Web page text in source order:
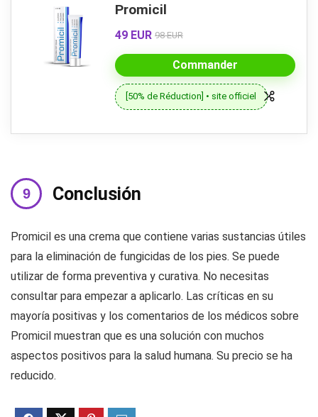
Promicil
49 EUR 98 EUR
Commander
[50% de Réduction] • site officiel
Conclusión
Promicil es una crema que contiene varias sustancias útiles
para la eliminación de fungicidas de los pies. Se puede
utilizar de forma preventiva y curativa. No necesitas
consultar para empezar a aplicarlo. Las críticas en su
mayoría positivas y los comentarios de los médicos sobre
Promicil muestran que es una solución con muchos
aspectos positivos para la salud humana. Su precio se ha
reducido.